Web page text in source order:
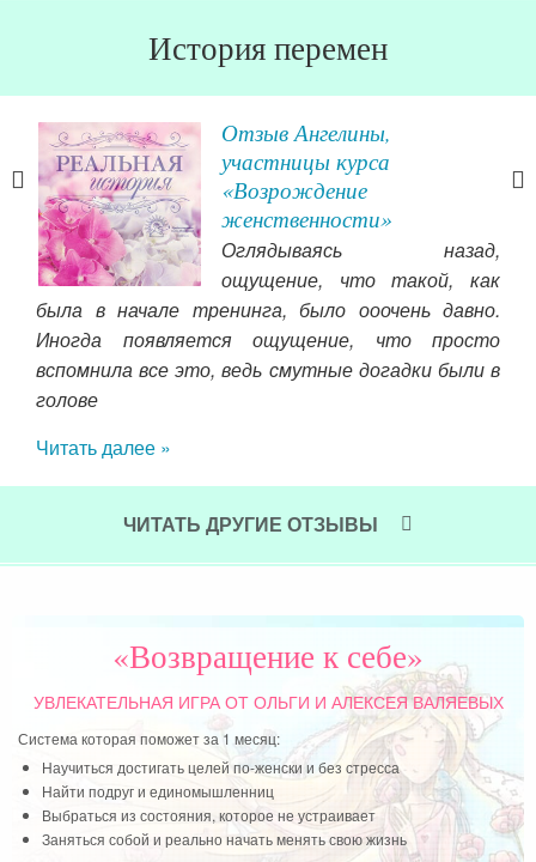
История перемен
во
Отзыв Ангелины,
участницы курса
«Возрождение
женственности»
Оглядываясь назад,
ощущение, что такой, как
была в начале тренинга, было ооочень давно.
Иногда появляется ощущение, что просто
вспомнила все это, ведь смутные догадки были в
голове
Читать далее »
ЧИТАТЬ ДРУГИЕ ОТЗЫВЫ
«Возвращение к себе»
УВЛЕКАТЕЛЬНАЯ ИГРАОТ ОЛЬГИ И АЛЕКСЕЯ ВАЛЯЕВЫХ
Система которая поможет за 1 месяц:
Научиться достигать целей по-женски и без стресса
Найти подруг и единомышленниц
Выбраться из состояния, которое не устраивает
Заняться собой и реально начать менять свою жизнь